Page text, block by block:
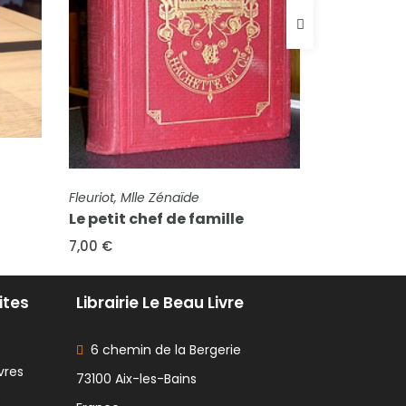
COMPLÈTE
Mlle Zénaïde
petit chef de famille
FICHE COMPLÈTE
Fleuriot, Zénaïde
Librairie Le Beau Livre
6 chemin de la Bergerie
73100 Aix-les-Bains